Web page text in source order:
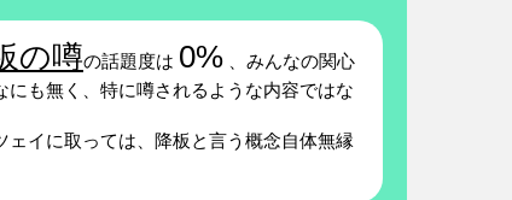
の噂の話題度は 0% 、みんなの関心
にも無く、特に噂されるような内容ではな
イに取っては、降板と言う概念自体無縁